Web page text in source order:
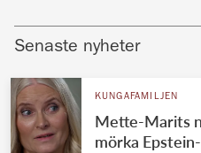
Senaste nyheter
KUNGAFAMILJEN
Mette-Marits
mörka